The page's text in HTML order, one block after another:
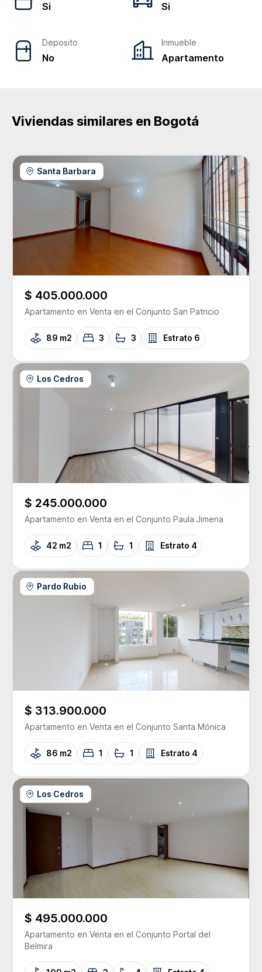
Si Si
Deposito
No
Inmueble
Apartamento
Viviendas similares en Bogotá
Santa Barbara
$ 405.000.000
Apartamento en Venta en el Conjunto San Patricio
89 m2 3 3 Estrato 6
Los Cedros
$ 245.000.000
Apartamento en Venta en el Conjunto Paula Jimena
42 m2 1 1 Estrato 4
Pardo Rubio
$ 313.900.000
Apartamento en Venta en el Conjunto Santa Mónica
86 m2 1 1 Estrato 4
Los Cedros
$ 495.000.000
Apartamento en Venta en el Conjunto Portal del
Belmira